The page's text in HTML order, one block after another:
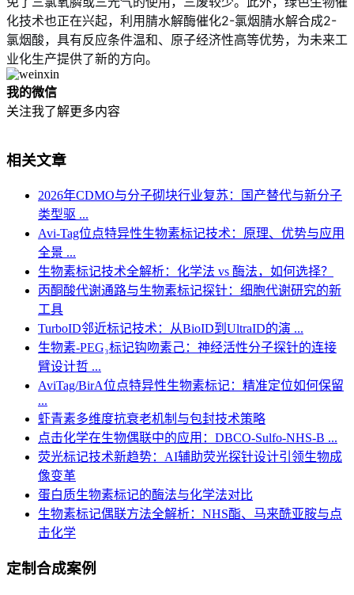
化技术也正在兴起，利用腈水解酶催化2-氯烟腈水解合成2-
氯烟酸，具有反应条件温和、原子经济性高等优势，为未来工
业化生产提供了新的方向。
我的微信
关注我了解更多内容
相关文章
2026年CDMO与分子砌块行业复苏：国产替代与新分子
类型驱 ...
Avi-Tag位点特异性生物素标记技术：原理、优势与应用
全景 ...
生物素标记技术全解析：化学法 vs 酶法，如何选择？
丙酮酸代谢通路与生物素标记探针：细胞代谢研究的新
工具
TurboID邻近标记技术：从BioID到UltraID的演 ...
生物素-PEG₃标记钩吻素己：神经活性分子探针的连接
臂设计哲 ...
AviTag/BirA位点特异性生物素标记：精准定位如何保留
...
虾青素多维度抗衰老机制与包封技术策略
点击化学在生物偶联中的应用：DBCO-Sulfo-NHS-B ...
荧光标记技术新趋势：AI辅助荧光探针设计引领生物成
像变革
蛋白质生物素标记的酶法与化学法对比
生物素标记偶联方法全解析：NHS酯、马来酰亚胺与点
击化学
定制合成案例